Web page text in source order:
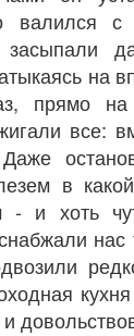
валился
засыпали
на
прямо на
все:
в
- и хоть
нас